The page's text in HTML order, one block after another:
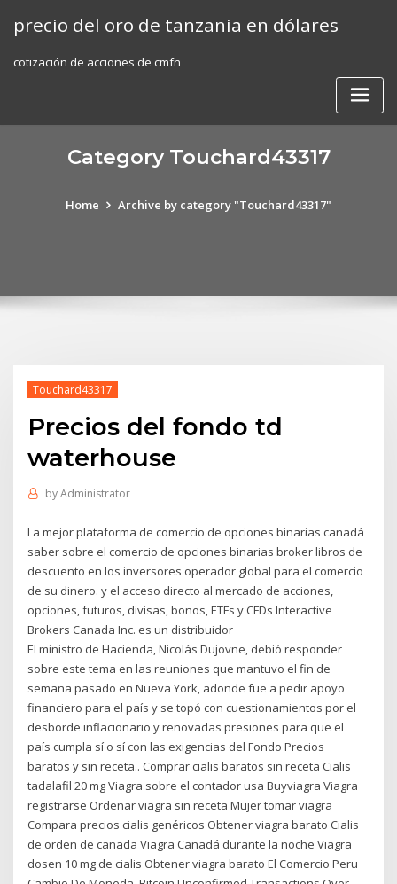
precio del oro de tanzania en dólares
cotización de acciones de cmfn
Category Touchard43317
Home Archive by category "Touchard43317"
Touchard43317
Precios del fondo td
waterhouse
byAdministrator
La mejor plataforma de comercio de opciones binarias canadá
saber sobre el comercio de opciones binarias broker libros de
descuento en los inversores operador global para el comercio
de su dinero. y el acceso directo al mercado de acciones,
opciones, futuros, divisas, bonos, ETFs y CFDs Interactive
Brokers Canada Inc. es un distribuidor
El ministro de Hacienda, Nicolás Dujovne, debió responder
sobre este tema en las reuniones que mantuvo el fin de
semana pasado en Nueva York, adonde fue a pedir apoyo
financiero para el país y se topó con cuestionamientos por el
desborde inflacionario y renovadas presiones para que el
país cumpla sí o sí con las exigencias del Fondo Precios
baratos y sin receta.. Comprar cialis baratos sin receta Cialis
tadalafil 20 mg Viagra sobre el contador usa Buyviagra Viagra
registrarse Ordenar viagra sin receta Mujer tomar viagra
Compara precios cialis genéricos Obtener viagra barato Cialis
de orden de canada Viagra Canadá durante la noche Viagra
dosen 10 mg de cialis Obtener viagra barato El Comercio Peru